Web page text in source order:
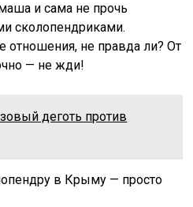
и сама не прочь
сколопендриками.
отношения, не правда ли? От
— не жди!
деготь против
в Крыму — просто